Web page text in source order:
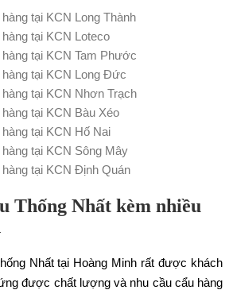
tại KCN Long Thành
tại KCN Loteco
tại KCN Tam Phước
tại KCN Long Đức
tại KCN Nhơn Trạch
tại KCN Bàu Xéo
tại KCN Hố Nai
tại KCN Sông Mây
tại KCN Định Quán
Thống Nhất kèm nhiều
Nhất tại Hoàng Minh rất được khách
được chất lượng và nhu cầu cẩu hàng